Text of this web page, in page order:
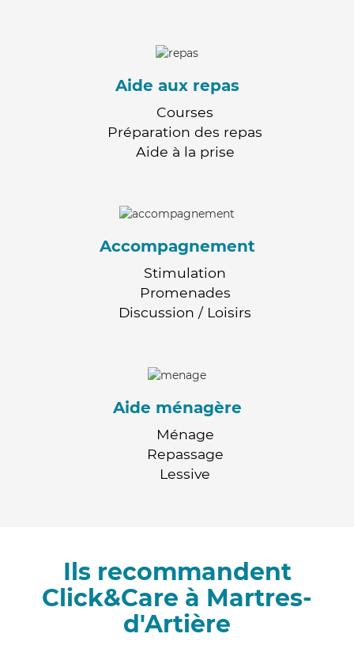
Aide aux repas
Courses
Préparation des repas
Aide à la prise
Accompagnement
Stimulation
Promenades
Discussion / Loisirs
Aide ménagère
Ménage
Repassage
Lessive
Ils recommandent
Click&Care à Martres-
d'Artière